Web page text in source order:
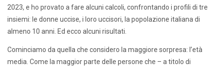
2023, e ho provato a fare alcuni calcoli, confrontando i profili di tre
insiemi: le donne uccise, i loro uccisori, la popolazione italiana di
almeno 10 anni. Ed ecco alcuni risultati.
Cominciamo da quella che considero la maggiore sorpresa: l’età
media. Come la maggior parte delle persone che – a titolo di